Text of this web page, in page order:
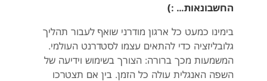
החשבונאות… :)
בימינו כמעט כל ארגון מודרני שואף לעבור תהליך
גלובליזציה כדי להתאים עצמו לסטדרנט העולמי.
המשמעות מכך ברורה: הצורך בשימוש וידיעה של
השפה האנגלית עולה כל הזמן. בין אם תצטרכו